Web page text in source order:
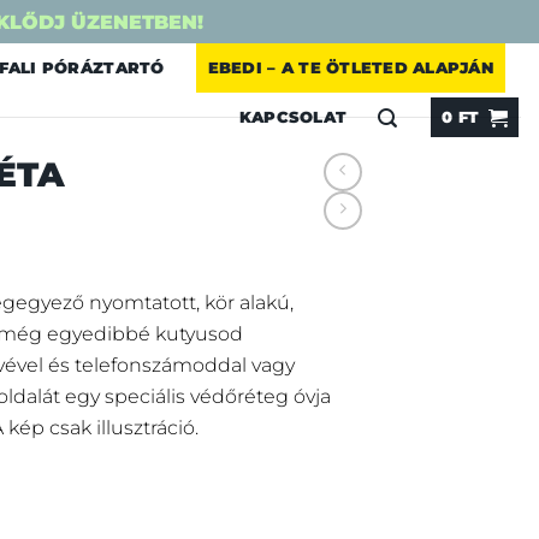
ÜZENETBEN!
FALI PÓRÁZTARTÓ EBEDI – A TE ÖTLETED ALAPJÁN
KAPCSOLAT 0 FT
nyomtatott, kör alakú,
egyedibbé kutyusod
és telefonszámoddal vagy
egy speciális védőréteg óvja
kép csak illusztráció.